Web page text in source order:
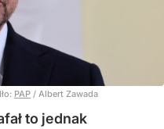
PAP / Albert Zawada
to jednak